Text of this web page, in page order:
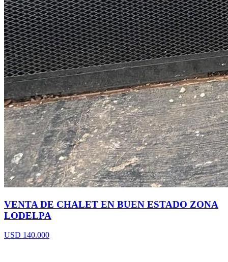
VENTA DE CHALET EN BUEN ESTADO ZONA
LODELPA
USD 140.000